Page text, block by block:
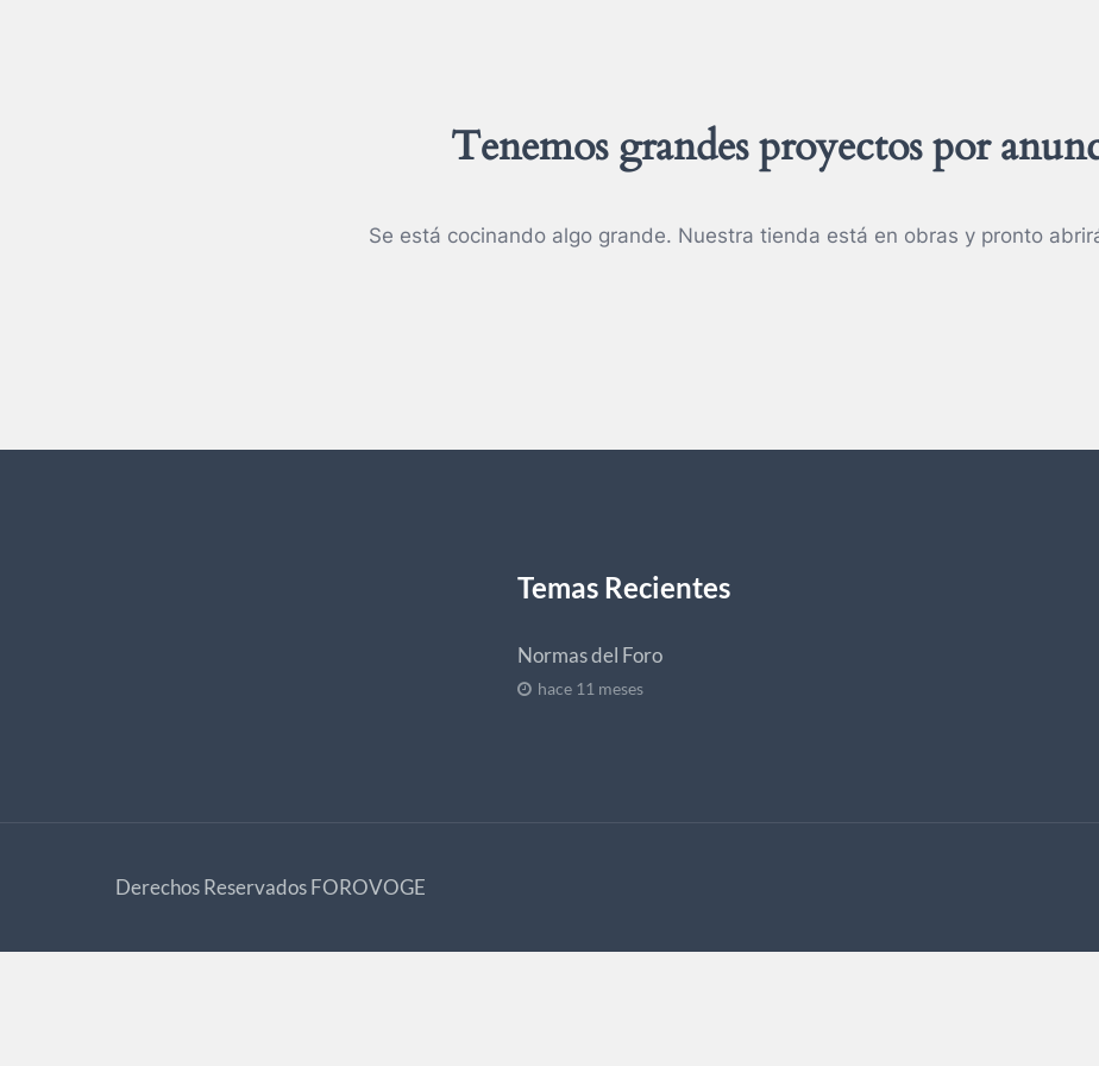
Tenemos grandes proyectos por
Se está cocinando algo grande. Nuestra tienda está en obras y pronto
Temas Recientes
Normas del Foro
hace 11 meses
Derechos ReservadosFOROVOGE